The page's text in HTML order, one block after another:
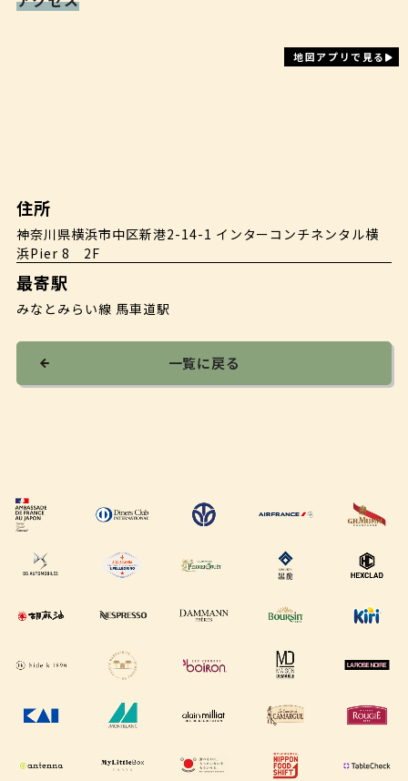
地図アプリで見る
住所
神奈川県横浜市中区新港2-14-1 インターコンチネンタル横
浜Pier 8 2F
最寄駅
みなとみらい線 馬車道駅
一覧に戻る